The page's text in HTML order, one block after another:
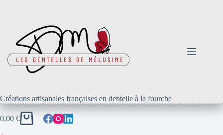
Créations artisanales françaises en dentelle à la fourche
Panier
0,00 €